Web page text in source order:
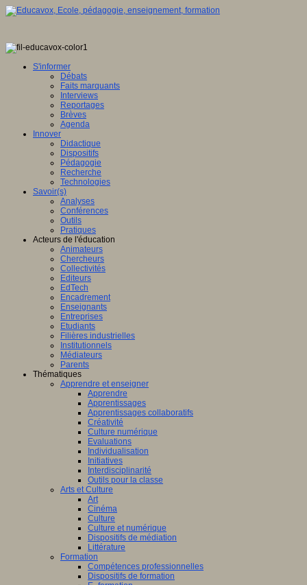
S'informer
Débats
Faits marquants
Interviews
Reportages
Brèves
Agenda
Innover
Didactique
Dispositifs
Pédagogie
Recherche
Technologies
Savoir(s)
Analyses
Conférences
Outils
Pratiques
Acteurs de l'éducation
Animateurs
Chercheurs
Collectivités
Editeurs
EdTech
Encadrement
Enseignants
Entreprises
Etudiants
Filières industrielles
Institutionnels
Médiateurs
Parents
Thématiques
Apprendre et enseigner
Apprendre
Apprentissages
Apprentissages collaboratifs
Créativité
Culture numérique
Evaluations
Individualisation
Initiatives
Interdisciplinarité
Outils pour la classe
Arts et Culture
Art
Cinéma
Culture
Culture et numérique
Dispositifs de médiation
Littérature
Formation
Compétences professionnelles
Dispositifs de formation